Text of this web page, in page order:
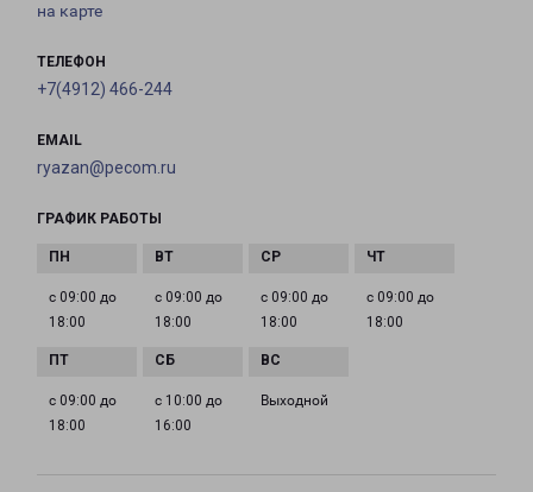
на карте
ТЕЛЕФОН
+7(4912) 466-244
EMAIL
ryazan@pecom.ru
ГРАФИК РАБОТЫ
с 09:00 до
18:00
с 09:00 до
18:00
с 09:00 до
18:00
с 09:00 до
18:00
с 09:00 до
18:00
с 10:00 до
16:00
Выходной